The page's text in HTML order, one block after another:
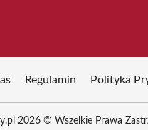
Regulamin Polityka
2026 © Wszelkie Prawa